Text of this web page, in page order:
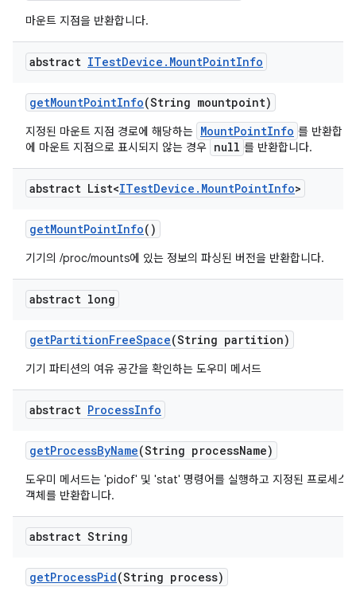
마운트 지점을 반환합니다.
abstract ITestDevice . MountPointInfo
getMountPointInfo(String mountpoint)
지정된 마운트 지점 경로에 해당하는 MountPointInfo 를 반환합
에 마운트 지점으로 표시되지 않는 경우 null 를 반환합니다.
abstract List<ITestDevice . MountPointInfo>
getMountPointInfo()
기기의 /proc/mounts에 있는 정보의 파싱된 버전을 반환합니다.
abstract long
getPartitionFreeSpace(String partition)
기기 파티션의 여유 공간을 확인하는 도우미 메서드
abstract ProcessInfo
getProcessByName(String processName)
도우미 메서드는 'pidof' 및 'stat' 명령어를 실행하고 지정된 프로세스
객체를 반환합니다.
abstract String
getProcessPid(String process)